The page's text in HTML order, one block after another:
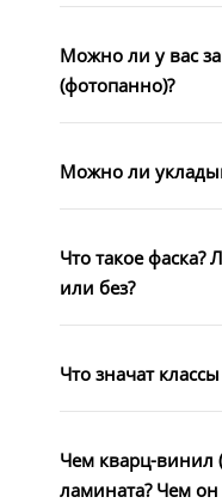
Можно ли у вас
(фотопанно)?
Можно ли
Что такое фаска?
или без?
Что значат
Чем кварц-винил
ламината? Чем